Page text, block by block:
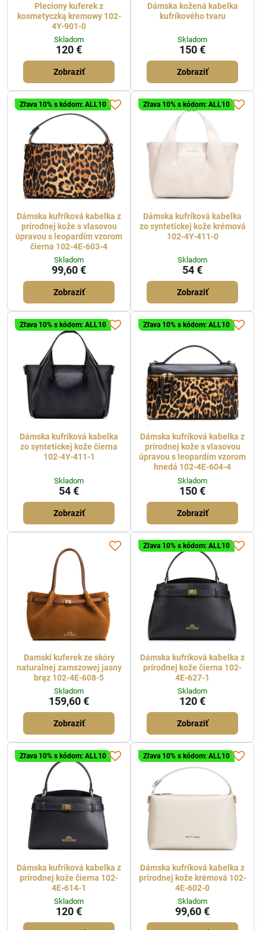
Pleciony kuferek z
kosmetyczką kremowy 102-
4Y-901-0
Skladom
120 €
Zobraziť
Dámska kožená kabelka
kufríkového tvaru
Skladom
150 €
Zobraziť
Zľava 10% s kódom: ALL10
Dámska kufríková kabelka z
prírodnej kože s vlasovou
úpravou s leopardím vzorom
čierna 102-4E-603-4
Skladom
99,60 €
Zobraziť
Zľava 10% s kódom: ALL10
Dámska kufríková kabelka
zo syntetickej kože krémová
102-4Y-411-0
Skladom
54 €
Zobraziť
Zľava 10% s kódom: ALL10
Dámska kufríková kabelka
zo syntetickej kože čierna
102-4Y-411-1
Skladom
54 €
Zobraziť
Zľava 10% s kódom: ALL10
Dámska kufríková kabelka z
prírodnej kože s vlasovou
úpravou s leopardím vzorom
hnedá 102-4E-604-4
Skladom
150 €
Zobraziť
Damski kuferek ze skóry
naturalnej zamszowej jasny
brąz 102-4E-608-5
Skladom
159,60 €
Zobraziť
Zľava 10% s kódom: ALL10
Dámska kufríková kabelka z
prírodnej kože čierna 102-
4E-627-1
Skladom
120 €
Zobraziť
Zľava 10% s kódom: ALL10
Dámska kufríková kabelka z
prírodnej kože čierna 102-
4E-614-1
Skladom
120 €
Zľava 10% s kódom: ALL10
Dámska kufríková kabelka z
prírodnej kože krémová 102-
4E-602-0
Skladom
99,60 €